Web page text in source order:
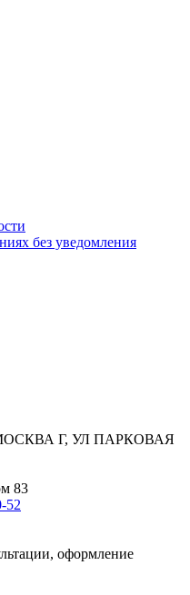
без уведомления
МОСКВА Г, УЛ ПАРКОВАЯ
83
52
оформление